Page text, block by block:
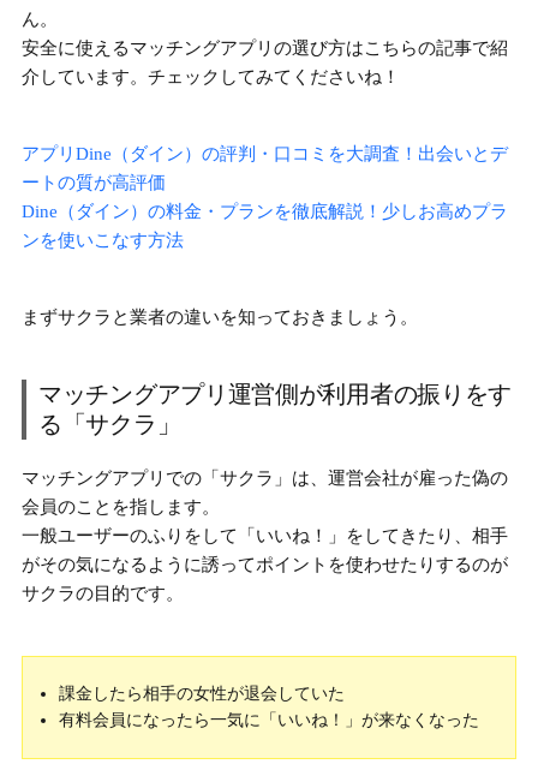
ん。
安全に使えるマッチングアプリの選び方はこちらの記事で紹
介しています。チェックしてみてくださいね！
アプリDine（ダイン）の評判・口コミを大調査！出会いとデ
ートの質が高評価
Dine（ダイン）の料金・プランを徹底解説！少しお高めプラ
ンを使いこなす方法
まずサクラと業者の違いを知っておきましょう。
マッチングアプリ運営側が利用者の振りをす
る「サクラ」
マッチングアプリでの「サクラ」は、 運営会社が雇った偽の
会員のこと を指します。
一般ユーザーのふりをして「いいね！」をしてきたり、相手
がその気になるように誘ってポイントを使わせたりするのが
サクラの目的です。
課金したら相手の女性が退会していた
有料会員になったら一気に「いいね！」が来なくなった